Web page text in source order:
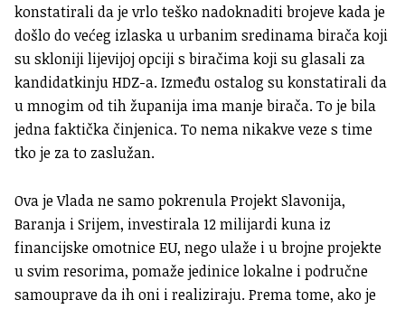
konstatirali da je vrlo teško nadoknaditi brojeve kada je
došlo do većeg izlaska u urbanim sredinama birača koji
su skloniji lijevijoj opciji s biračima koji su glasali za
kandidatkinju HDZ-a. Između ostalog su konstatirali da
u mnogim od tih županija ima manje birača. To je bila
jedna faktička činjenica. To nema nikakve veze s time
tko je za to zaslužan.
Ova je Vlada ne samo pokrenula Projekt Slavonija,
Baranja i Srijem, investirala 12 milijardi kuna iz
financijske omotnice EU, nego ulaže i u brojne projekte
u svim resorima, pomaže jedinice lokalne i područne
samouprave da ih oni i realiziraju. Prema tome, ako je